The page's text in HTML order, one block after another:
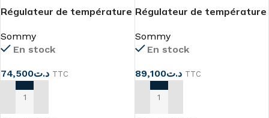
Régulateur de température
Sommy
En stock
د.ت74,500 TTC
AJOUTER AU PANIER
Régulateur de température
Sommy
En stock
د.ت89,100 TTC
AJOUTER AU PANIER